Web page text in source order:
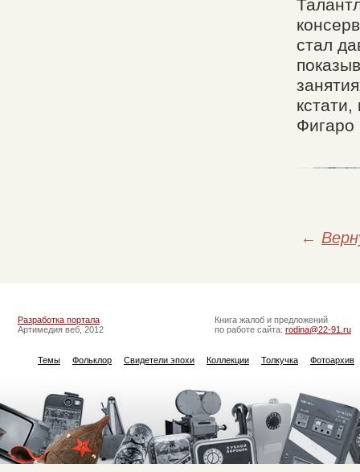
стал
Фигаро
←
Разработка портала
Артимедия веб, 2012
Книга жалоб и предложений
по работе сайта: rodina@22-91.ru
Темы Фольклор Свидетели эпохи Коллекции Толкучка Фотоархив